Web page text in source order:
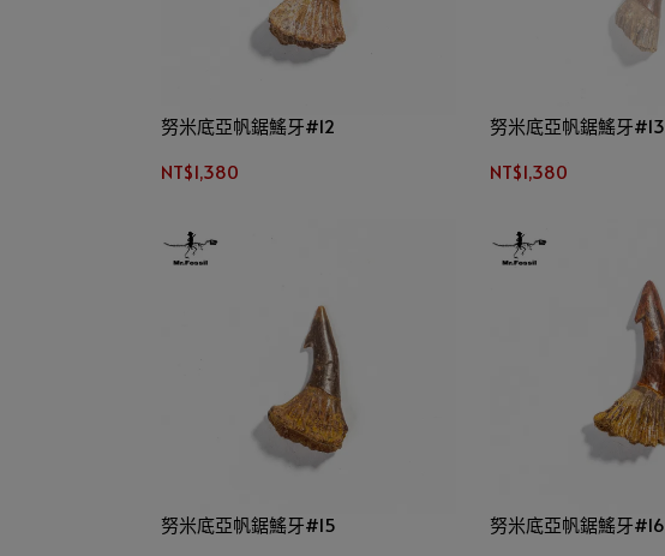
努米底亞帆鋸鰩牙#12
NT$1,380
努米底亞帆鋸鰩牙#13
NT$1,380
努米底亞帆鋸鰩牙#15
努米底亞帆鋸鰩牙#16